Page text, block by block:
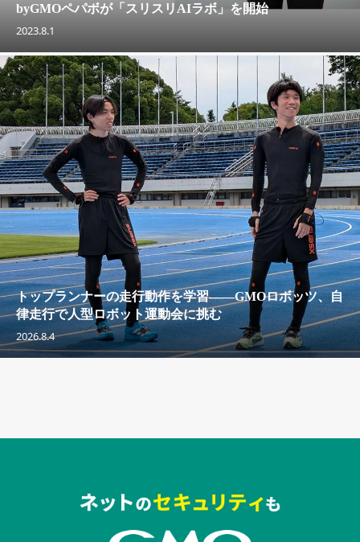
byGMOペパボが「スリスリAIラボ」を開始
2023.8.1
トップランナーの走行動作を学習——GMOロボッツ、自
律走行で人型ロボット運動会に挑む
2026.8.4
セキュリティキャンペーンでのバナー